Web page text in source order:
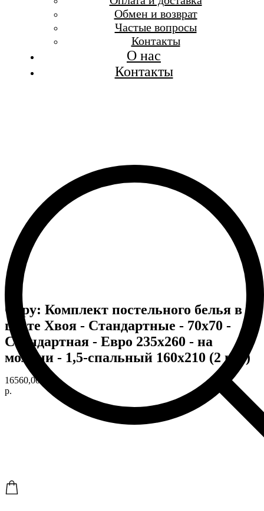
Обмен и возврат
Частые вопросы
Контакты
О нас
Контакты
Copy: Комплект постельного белья в
цвете Хвоя - Стандартные - 70х70 -
Стандартная - Евро 235х260 - на
молнии - 1,5-спальный 160х210 (2 шт.)
16560,00
р.